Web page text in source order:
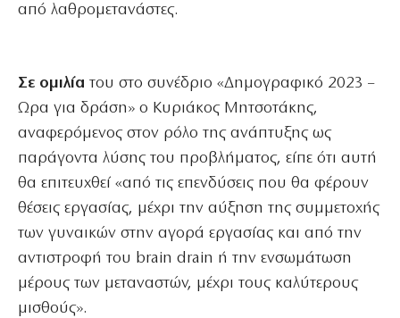
από λαθρομετανάστες.
Σε ομιλία του στο συνέδριο «Δημογραφικό 2023 –
Ωρα για δράση» ο Κυριάκος Μητσοτάκης,
αναφερόμενος στον ρόλο της ανάπτυξης ως
παράγοντα λύσης του προβλήματος, είπε ότι αυτή
θα επιτευχθεί «από τις επενδύσεις που θα φέρουν
θέσεις εργασίας, μέχρι την αύξηση της συμμετοχής
των γυναικών στην αγορά εργασίας και από την
αντιστροφή του brain drain ή την ενσωμάτωση
μέρους των μεταναστών, μέχρι τους καλύτερους
μισθούς».